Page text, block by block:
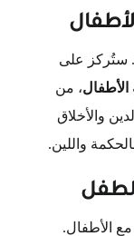
ستُركز على
، من
والأخلاق
واللين.
الأطفال.